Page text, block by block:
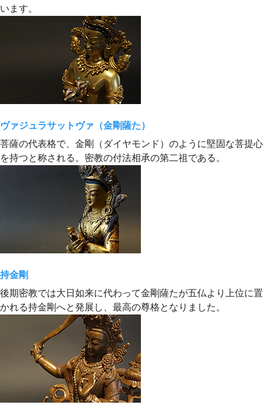
います。
ヴァジュラサットヴァ（金剛薩た）
菩薩の代表格で、金剛（ダイヤモンド）のように堅固な菩提心
を持つと称される。密教の付法相承の第二祖である。
持金剛
後期密教では大日如来に代わって金剛薩たが五仏より上位に置
かれる持金剛へと発展し、最高の尊格となりました。